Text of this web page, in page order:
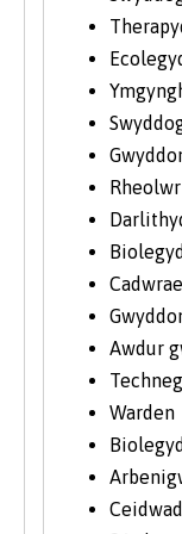
Awdur
Warden